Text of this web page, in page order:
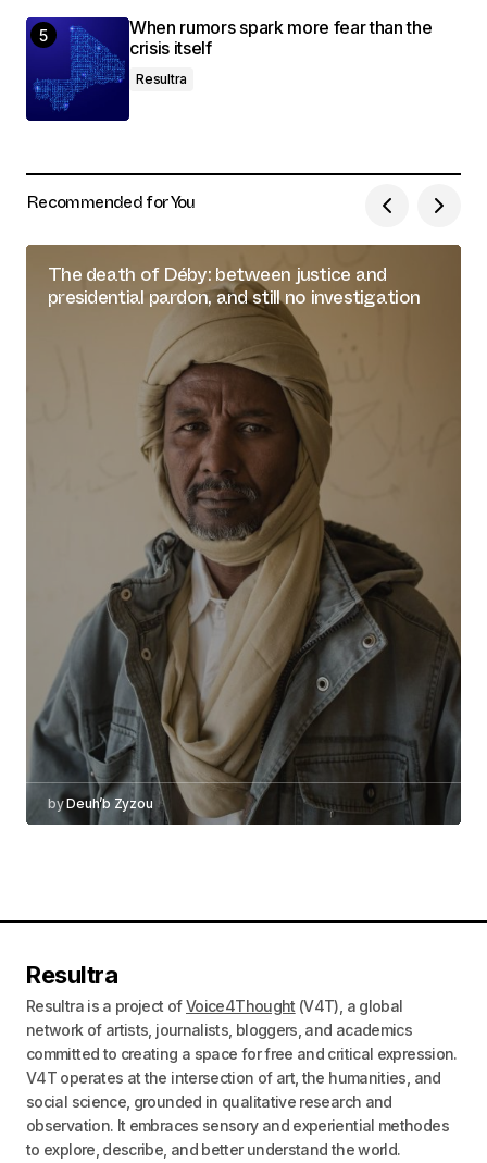
When rumors spark more fear than the
crisis itself
Resultra
Recommended for You
The death of Déby: between justice and
presidential pardon, and still no investigation
byDeuh’b Zyzou
Resultra
Resultra is a project ofVoice4Thought (V4T), a global
network of artists, journalists, bloggers, and academics
committed to creating a space for free and critical expression.
V4T operates at the intersection of art, the humanities, and
social science, grounded in qualitative research and
observation. It embraces sensory and experiential methodes
to explore, describe, and better understand the world.